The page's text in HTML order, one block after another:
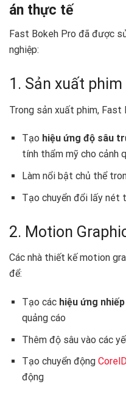
án thực tế
Fast Bokeh Pro đã được
nghiệp:
1. Sản xuất phim
Trong sản xuất phim,
Tạo hiệu ứng độ sâu
tính thẩm mỹ cho cảnh
Làm nổi bật chủ thể
Tạo chuyển đổi lấy nét
2. Motion
Các nhà thiết kế motion
để:
Tạo các hiệu ứng
quảng cáo
Thêm độ sâu vào các
Tạo chuyển động
động